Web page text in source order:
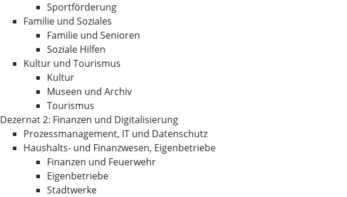
Sportförderung
Familie und Soziales
Familie und Senioren
Soziale Hilfen
Kultur und Tourismus
Kultur
Museen und Archiv
Tourismus
Dezernat 2: Finanzen und Digitalisierung
Prozessmanagement, IT und Datenschutz
Haushalts- und Finanzwesen, Eigenbetriebe
Finanzen und Feuerwehr
Eigenbetriebe
Stadtwerke